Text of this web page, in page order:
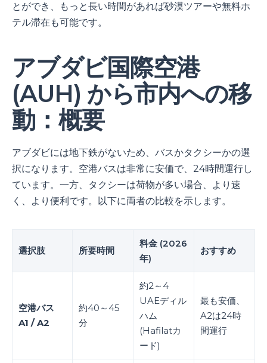
とができ、もっと長い時間があれば砂漠ツアーや無料ホ
テル滞在も可能です。
アブダビ国際空港
(AUH) から市内への移
動：概要
アブダビには地下鉄がないため、バスかタクシーかの選
択になります。空港バスは非常に安価で、24時間運行し
ています。一方、タクシーは荷物が多い場合、より速
く、より便利です。以下に両者の比較を示します。
選択肢 所要時間
料金 (2026
年)
おすすめ
空港バス
A1 / A2
約40～45
分
約2～4
UAEディル
ハム
(Hafilatカ
ード)
最も安価、
A2は24時
間運行